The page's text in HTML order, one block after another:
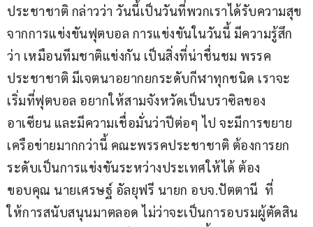
ประชาชาติ กล่าวว่า วันนี้เป็นวันที่พวกเราได้รับความสุข
จากการแข่งขันฟุตบอล การแข่งขันในวันนี้ มีความรู้สึก
ว่า เหมือนทีมชาติแข่งกัน เป็นสิ่งที่น่าชื่นชม พรรค
ประชาชาติ มีเจตนาอยากยกระดับกีฬาทุกชนิด เราจะ
เริ่มที่ฟุตบอล อยากให้สามจังหวัดเป็นบราซิลของ
อาเซียน และมีความเชื่อมั่นว่าปีต่อๆ ไป จะมีการขยาย
เครือข่ายมากกว่านี้ คณะพรรคประชาชาติ ต้องการยก
ระดับเป็นการแข่งขันระหว่างประเทศให้ได้ ต้อง
ขอบคุณ นายเศรษฐ์ อัลยุฟรี นายก อบจ.ปัตตานี  ที่
ให้การสนับสนุนมาตลอด ไม่ว่าจะเป็นการอบรมผู้ตัดสิน